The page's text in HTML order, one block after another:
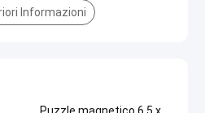
Informazioni